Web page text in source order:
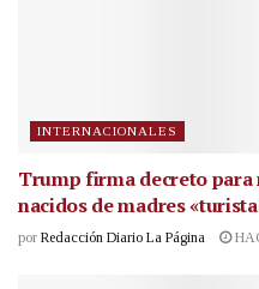
INTERNACIONALES
Trump firma decreto para
nacidos de madres
por Redacción Diario La Página